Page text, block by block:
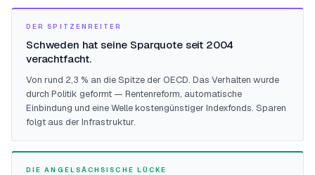
DER SPITZENREITER
Schweden hat seine Sparquote seit 2004
verachtfacht.
Von rund 2,3 % an die Spitze der OECD. Das Verhalten wurde
durch Politik geformt — Rentenreform, automatische
Einbindung und eine Welle kostengünstiger Indexfonds. Sparen
folgt aus der Infrastruktur.
DIE ANGELSÄCHSISCHE LÜCKE